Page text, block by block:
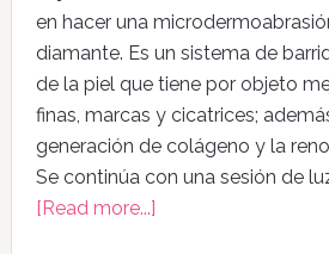
en hacer una
diamante. Es un sistema de
de la piel que tiene por objeto
finas, marcas y cicatrices;
generación de colágeno y la
Se continúa con una sesión de
[Read more...]